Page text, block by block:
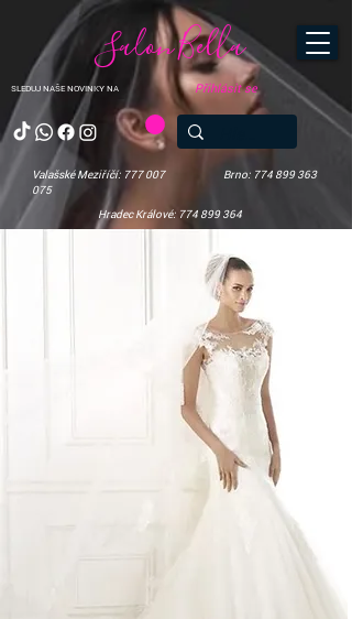
SLEDUJ NAŠE NOVINKY NA
Salon Bella
Valašské Meziříčí: 777 007
075
Brno: 774 899 363
Hradec Králové: 774 899 364
Přihlásit se